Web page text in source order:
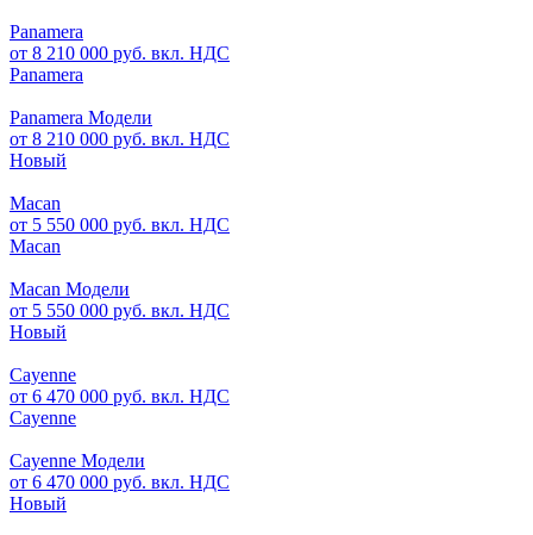
Panamera
от 8 210 000 руб. вкл. НДС
Panamera
Panamera Модели
от 8 210 000 руб. вкл. НДС
Новый
Macan
от 5 550 000 руб. вкл. НДС
Macan
Macan Модели
от 5 550 000 руб. вкл. НДС
Новый
Cayenne
от 6 470 000 руб. вкл. НДС
Cayenne
Cayenne Модели
от 6 470 000 руб. вкл. НДС
Новый